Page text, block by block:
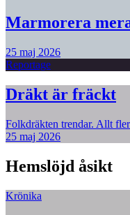
Marmorera
25 maj 2026
Reportage
Dräkt är fräckt
Folkdräkten trendar. Allt
25 maj 2026
Hemslöjd åsikt
Krönika